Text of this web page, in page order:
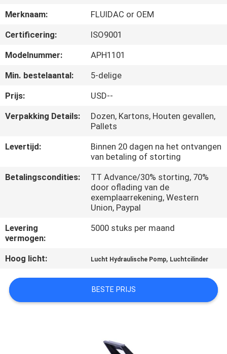
FABRIEKSREIS
CONTACTEER
ONS
OM EEN
SITEMAP
PRIVACY
POLICY
Merknaam:
FLUIDAC or OEM
Certificering:
ISO9001
Modelnummer:
APH1101
Min. bestelaantal:
5-delige
Prijs:
USD--
Verpakking Details:
Dozen, Kartons, Houten gevallen,
Pallets
Levertijd:
Binnen 20 dagen na het ontvangen
van betaling of storting
Betalingscondities:
TT Advance/30% storting, 70%
door oflading van de
exemplaarrekening, Western
Union, Paypal
Levering
vermogen:
5000 stuks per maand
Hoog licht: Lucht Hydraulische Pomp, Luchtcilinder
BESTE PRIJS